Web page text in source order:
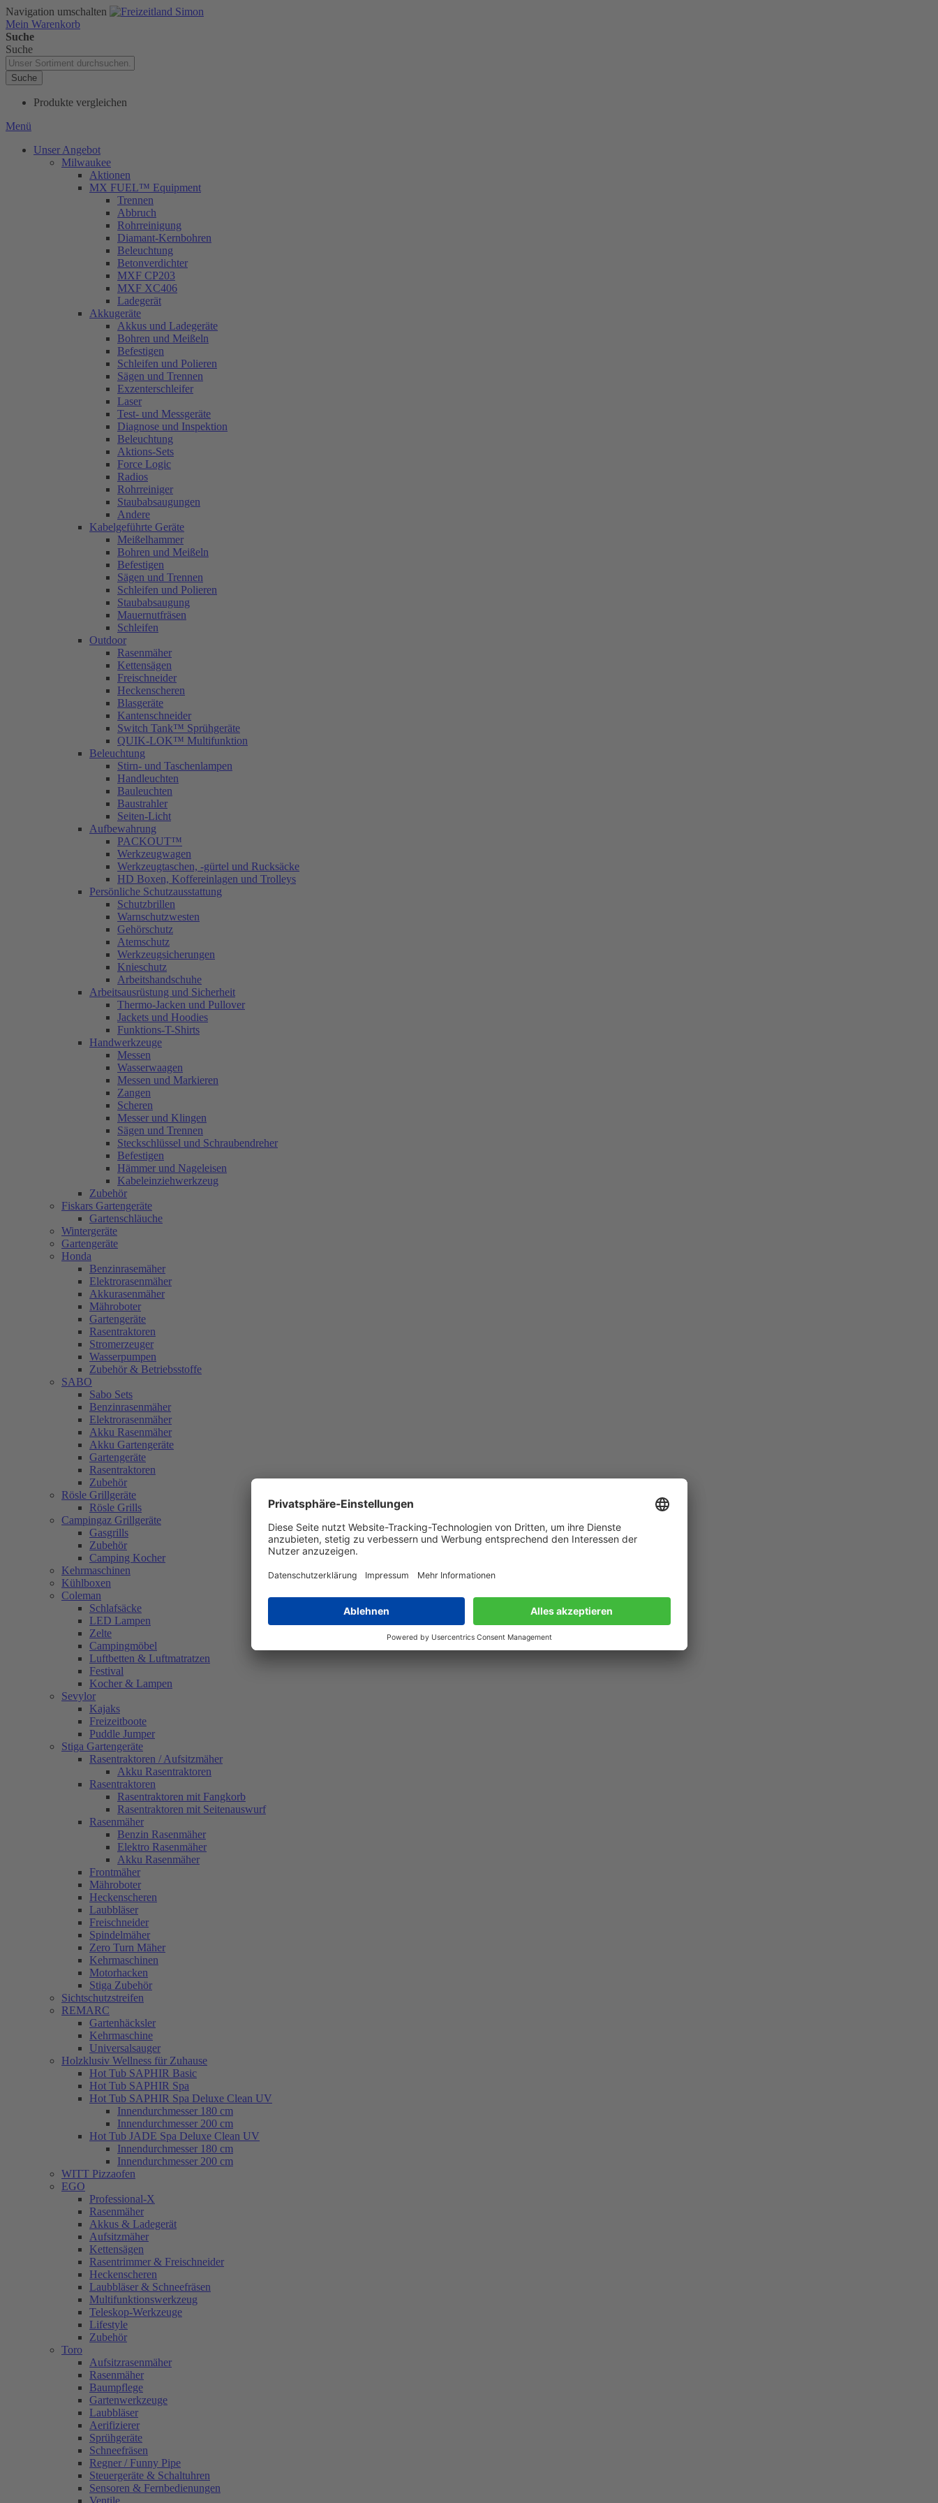
Navigation umschalten
Mein Warenkorb
Suche
Suche
Suche
Produkte vergleichen
Menü
Unser Angebot
Milwaukee
Aktionen
MX FUEL™ Equipment
Trennen
Abbruch
Rohrreinigung
Diamant-Kernbohren
Beleuchtung
Betonverdichter
MXF CP203
MXF XC406
Ladegerät
Akkugeräte
Akkus und Ladegeräte
Bohren und Meißeln
Befestigen
Schleifen und Polieren
Sägen und Trennen
Exzenterschleifer
Laser
Test- und Messgeräte
Diagnose und Inspektion
Beleuchtung
Aktions-Sets
Force Logic
Radios
Rohrreiniger
Staubabsaugungen
Andere
Kabelgeführte Geräte
Meißelhammer
Bohren und Meißeln
Befestigen
Sägen und Trennen
Schleifen und Polieren
Staubabsaugung
Mauernutfräsen
Schleifen
Outdoor
Rasenmäher
Kettensägen
Freischneider
Heckenscheren
Blasgeräte
Kantenschneider
Switch Tank™ Sprühgeräte
QUIK-LOK™ Multifunktion
Beleuchtung
Stirn- und Taschenlampen
Handleuchten
Bauleuchten
Baustrahler
Seiten-Licht
Aufbewahrung
PACKOUT™
Werkzeugwagen
Werkzeugtaschen, -gürtel und Rucksäcke
HD Boxen, Koffereinlagen und Trolleys
Persönliche Schutzausstattung
Schutzbrillen
Warnschutzwesten
Gehörschutz
Atemschutz
Werkzeugsicherungen
Knieschutz
Arbeitshandschuhe
Arbeitsausrüstung und Sicherheit
Thermo-Jacken und Pullover
Jackets und Hoodies
Funktions-T-Shirts
Handwerkzeuge
Messen
Wasserwaagen
Messen und Markieren
Zangen
Scheren
Messer und Klingen
Sägen und Trennen
Steckschlüssel und Schraubendreher
Befestigen
Hämmer und Nageleisen
Kabeleinziehwerkzeug
Zubehör
Fiskars Gartengeräte
Gartenschläuche
Wintergeräte
Gartengeräte
Honda
Benzinrasemäher
Elektrorasenmäher
Akkurasenmäher
Mähroboter
Gartengeräte
Rasentraktoren
Stromerzeuger
Wasserpumpen
Zubehör & Betriebsstoffe
SABO
Sabo Sets
Benzinrasenmäher
Elektrorasenmäher
Akku Rasenmäher
Akku Gartengeräte
Gartengeräte
Rasentraktoren
Zubehör
Rösle Grillgeräte
Rösle Grills
Campingaz Grillgeräte
Gasgrills
Zubehör
Camping Kocher
Kehrmaschinen
Kühlboxen
Coleman
Schlafsäcke
LED Lampen
Zelte
Campingmöbel
Luftbetten & Luftmatratzen
Festival
Kocher & Lampen
Sevylor
Kajaks
Freizeitboote
Puddle Jumper
Stiga Gartengeräte
Rasentraktoren / Aufsitzmäher
Akku Rasentraktoren
Rasentraktoren
Rasentraktoren mit Fangkorb
Rasentraktoren mit Seitenauswurf
Rasenmäher
Benzin Rasenmäher
Elektro Rasenmäher
Akku Rasenmäher
Frontmäher
Mähroboter
Heckenscheren
Laubbläser
Freischneider
Spindelmäher
Zero Turn Mäher
Kehrmaschinen
Motorhacken
Stiga Zubehör
Sichtschutzstreifen
REMARC
Gartenhäcksler
Kehrmaschine
Universalsauger
Holzklusiv Wellness für Zuhause
Hot Tub SAPHIR Basic
Hot Tub SAPHIR Spa
Hot Tub SAPHIR Spa Deluxe Clean UV
Innendurchmesser 180 cm
Innendurchmesser 200 cm
Hot Tub JADE Spa Deluxe Clean UV
Innendurchmesser 180 cm
Innendurchmesser 200 cm
WITT Pizzaofen
EGO
Professional-X
Rasenmäher
Akkus & Ladegerät
Aufsitzmäher
Kettensägen
Rasentrimmer & Freischneider
Heckenscheren
Laubbläser & Schneefräsen
Multifunktionswerkzeug
Teleskop-Werkzeuge
Lifestyle
Zubehör
Toro
Aufsitzrasenmäher
Rasenmäher
Baumpflege
Gartenwerkzeuge
Laubbläser
Aerifizierer
Sprühgeräte
Schneefräsen
Regner / Funny Pipe
Steuergeräte & Schaltuhren
Sensoren & Fernbedienungen
Ventile